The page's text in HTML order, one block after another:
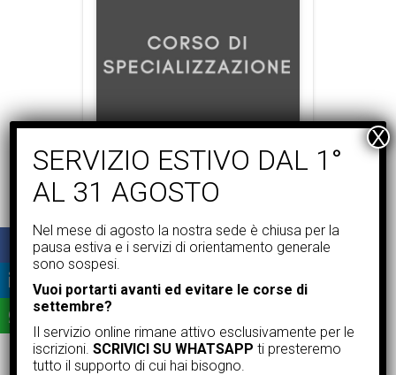
Anno accademico: 2024/2025
Unipegaso: Sostegno 2026 –
Percorsi di Specializzazione
per Docenti con Servizio o
Titolo Estero
RICHIEDI INFORMAZIONI
Nel mese di agosto la nostra sede è chiusa per la
pausa estiva e i servizi di orientamento generale
sono sospesi.
Vuoi portarti avanti ed evitare le corse di
settembre?
Il servizio online rimane attivo esclusivamente per le
iscrizioni.SCRIVICI SU WHATSAPP ti presteremo
tutto il supporto di cui hai bisogno.